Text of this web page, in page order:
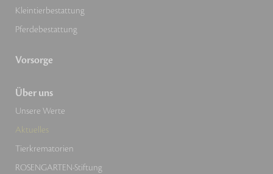
Kleintierbestattung
Pferdebestattung
Vorsorge
Über uns
Unsere Werte
Aktuelles
Tierkrematorien
ROSENGARTEN-Stiftung